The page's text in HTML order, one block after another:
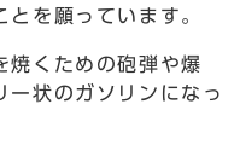
を願っています。
くための砲弾や爆
ー状のガソリンになっ